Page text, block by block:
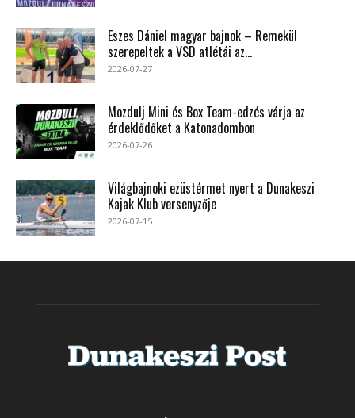
Eszes Dániel magyar bajnok – Remekül
szerepeltek a VSD atlétái az...
2026-07-27
Mozdulj Mini és Box Team-edzés várja az
érdeklődőket a Katonadombon
2026-07-26
Világbajnoki ezüstérmet nyert a Dunakeszi
Kajak Klub versenyzője
2026-07-15